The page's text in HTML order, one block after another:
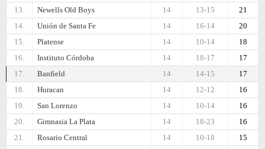
13.
Newells Old Boys 21
13-15
14
14.
Unión de Santa Fe 20
16-14
14
15.
Platense 18
10-14
14
16.
Instituto Córdoba 17
18-17
14
17.
Banfield 17
14-15
14
18.
Huracan 16
12-12
14
19.
San Lorenzo 16
10-14
14
20.
Gimnasia La Plata 16
18-23
14
21.
Rosario Central 15
10-18
14